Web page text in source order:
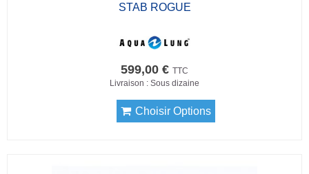
STAB ROGUE
599,00 € TTC
Livraison : Sous dizaine
Choisir Options